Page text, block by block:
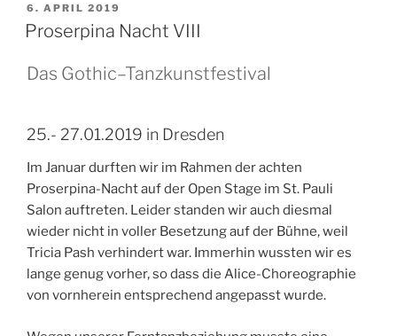
VERÖFFENTLICHT
AM
6. APRIL 2019
Proserpina Nacht VIII
Das Gothic–Tanzkunstfestival
25.- 27.01.2019 in Dresden
Im Januar durften wir im Rahmen der achten
Proserpina-Nacht auf der Open Stage im St. Pauli
Salon auftreten. Leider standen wir auch diesmal
wieder nicht in voller Besetzung auf der Bühne, weil
Tricia Pash verhindert war. Immerhin wussten wir es
lange genug vorher, so dass die Alice-Choreographie
von vornherein entsprechend angepasst wurde.